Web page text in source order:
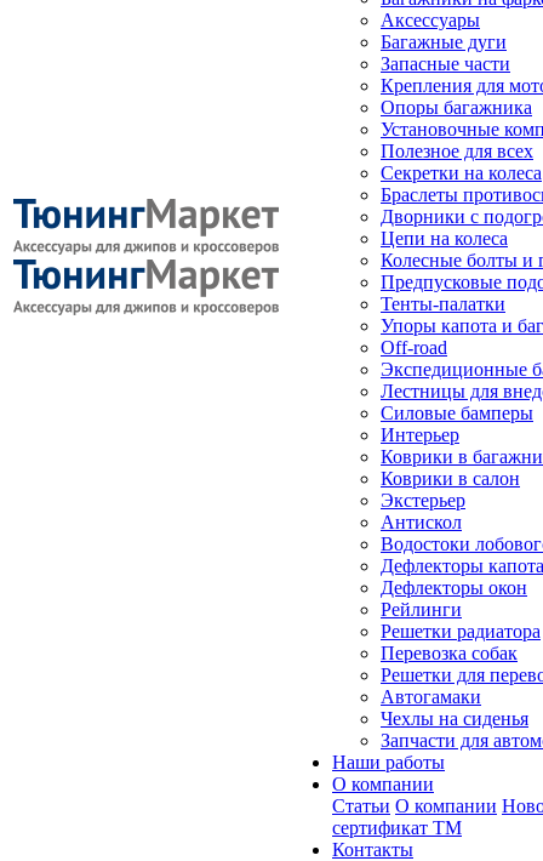
Аксессуары
Багажные дуги
Запасные части
Крепления для
Опоры багажника
Установочные
Полезное для всех
Секретки на колеса
Браслеты
Дворники с
Цепи на колеса
Колесные болты и
Предпусковые
Тенты-палатки
Упоры капота и
Off-road
Экспедиционные
Лестницы для
Силовые бамперы
Интерьер
Коврики в
Коврики в салон
Экстерьер
Антискол
Водостоки
Дефлекторы капота
Дефлекторы окон
Рейлинги
Решетки радиатора
Перевозка собак
Решетки для
Автогамаки
Чехлы на сиденья
Запчасти для
Наши работы
О компании
Статьи О компании
сертификат ТМ
Контакты